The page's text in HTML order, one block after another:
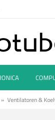
» Ventilatoren &